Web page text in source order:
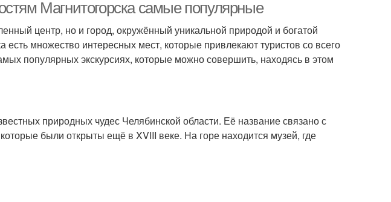
Магнитогорска самые популярные
центр, но и город, окружённый уникальной природой и богатой
есть множество интересных мест, которые привлекают туристов со всего
популярных экскурсиях, которые можно совершить, находясь в этом
природных чудес Челябинской области. Её название связано с
были открыты ещё в XVIII веке. На горе находится музей, где